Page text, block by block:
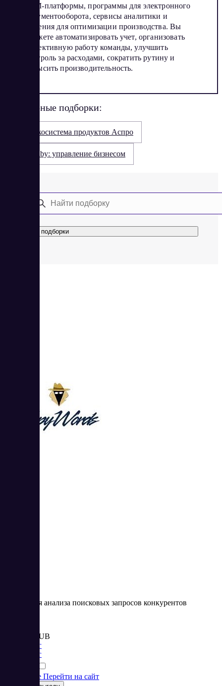
СРМ-платформы, программы для электронного
документооборота, сервисы аналитики и
решения для оптимизации производства. Вы
сможете автоматизировать учет, организовать
эффективную работу команды, улучшить
контроль за расходами, сократить рутину и
повысить производительность.
Популярные подборки:
Экосистема продуктов Аспро
Saby: управление бизнесом
Все подборки
Сервис для анализа поисковых запросов конкурентов
от 1 978 RUB
Маркетинг
Маркетинг
Подробнее Перейти на сайт